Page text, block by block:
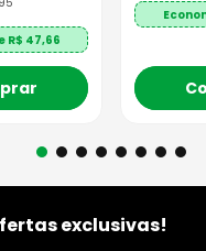
R$ 47,66
exclusivas!